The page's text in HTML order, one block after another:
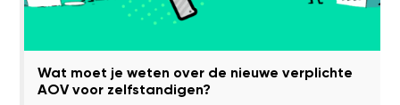
Wat moet je weten over de nieuwe verplichte
AOV voor zelfstandigen?